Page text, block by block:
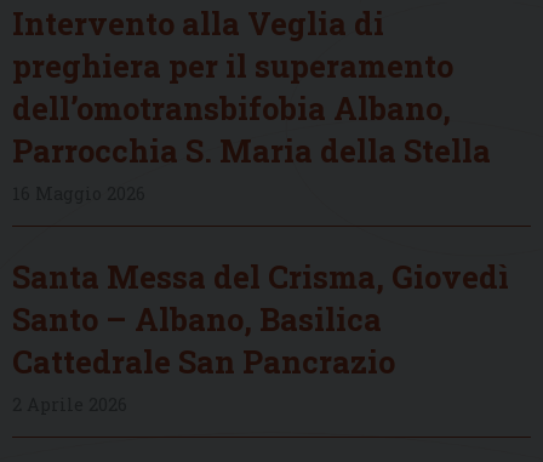
Intervento alla Veglia di
preghiera per il superamento
dell’omotransbifobia Albano,
Parrocchia S. Maria della Stella
Santa Messa del Crisma, Giovedì
Santo – Albano, Basilica
Cattedrale San Pancrazio